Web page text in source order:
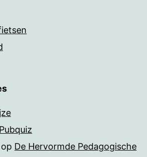
Pubquiz
op De Hervormde Pedagogische